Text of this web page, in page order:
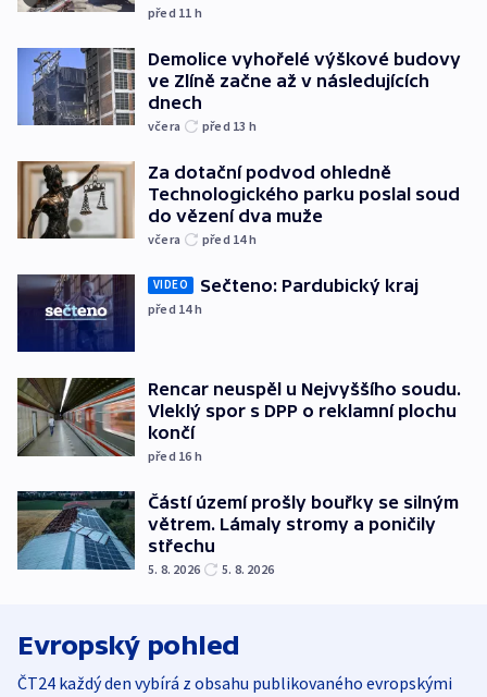
před 11 h
Demolice vyhořelé výškové budovy
ve Zlíně začne až v následujících
dnech
včera před 13 h
Za dotační podvod ohledně
Technologického parku poslal soud
do vězení dva muže
včera před 14h
VIDEO Sečteno: Pardubický kraj
před 14h
Rencar neuspěl u Nejvyššího soudu.
Vleklý spor s DPP o reklamní plochu
končí
před 16 h
Částí území prošly bouřky se silným
větrem. Lámaly stromy a poničily
střechu
5. 8. 2026 5. 8. 2026
Evropský pohled
ČT24 každý den vybírá z obsahu publikovaného evropskými